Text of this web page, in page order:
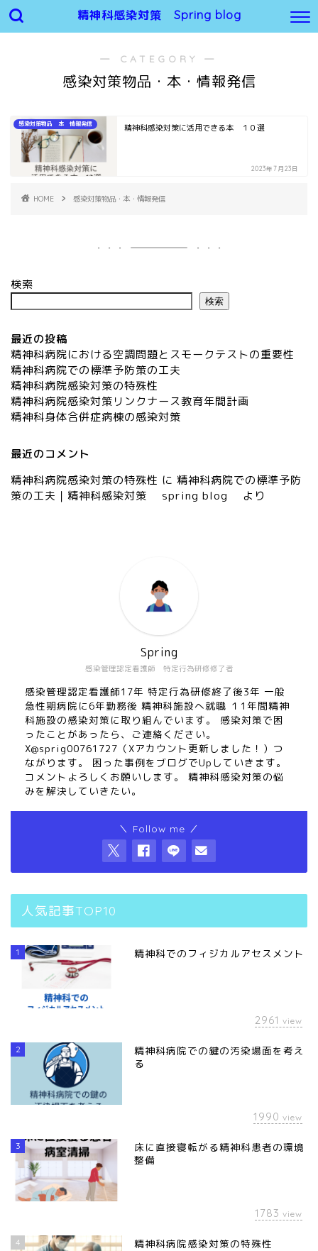
精神科感染対策 Spring blog
― CATEGORY ―
感染対策物品・本・情報発信
感染対策物品 本 情報発信 精神科感染対策に活用できる本 １０選
2023年7月23日
HOME 感染対策物品・本・情報発信
検索
検索
最近の投稿
精神科病院における空調問題とスモークテストの重要性
精神科病院での標準予防策の工夫
精神科病院感染対策の特殊性
精神科病院感染対策リンクナース教育年間計画
精神科身体合併症病棟の感染対策
最近のコメント
精神科病院感染対策の特殊性 に 精神科病院での標準予防
策の工夫｜精神科感染対策 spring blog
より
感染管理認定看護師 特定行為研修修了者
Spring
感染管理認定看護師17年 特定行為研修終了後3年 一般
急性期病院に6年勤務後 精神科施設へ就職 １1年間精神
科施設の感染対策に取り組んでいます。 感染対策で困
ったことがあったら、ご連絡ください。
X@sprig00761727（Xアカウント更新しました！）つ
ながります。 困った事例をブログでUpしていきます。
コメントよろしくお願いします。 精神科感染対策の悩
みを解決していきたい。
＼ Follow me ／
人気記事TOP10
1 精神科でのフィジカルアセスメント
2961 view
2
精神科病院での鍵の汚染場面を考え
る
1990 view
3
床に直接寝転がる精神科患者の環境
整備
1783 view
4 精神科病院感染対策の特殊性